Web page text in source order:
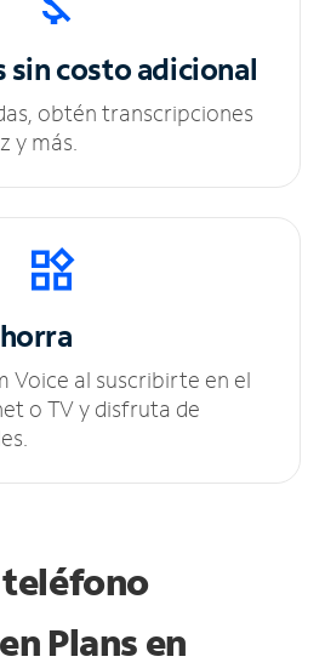
sincosto adicional
obtén transcripciones
y más.
Voice al suscribirte en el
o TV y disfruta de
Plans en